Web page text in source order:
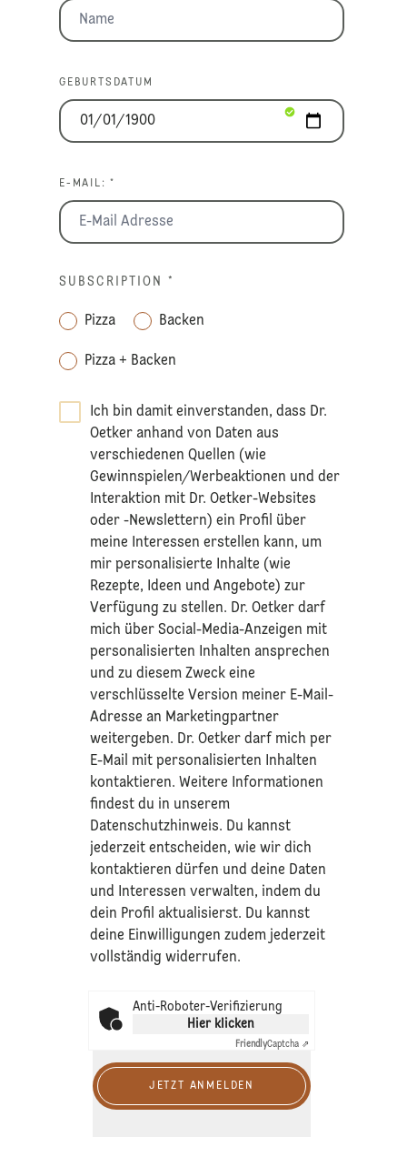
GEBURTSDATUM
E-MAIL: *
SUBSCRIPTION *
Pizza Backen
Pizza + Backen
Ich bin damit einverstanden, dass Dr.
Oetker anhand von Daten aus
verschiedenen Quellen (wie
Gewinnspielen/Werbeaktionen und der
Interaktion mit Dr. Oetker-Websites
oder -Newslettern) ein Profil über
meine Interessen erstellen kann, um
mir personalisierte Inhalte (wie
Rezepte, Ideen und Angebote) zur
Verfügung zu stellen. Dr. Oetker darf
mich über Social-Media-Anzeigen mit
personalisierten Inhalten ansprechen
und zu diesem Zweck eine
verschlüsselte Version meiner E-Mail-
Adresse an Marketingpartner
weitergeben. Dr. Oetker darf mich per
E-Mail mit personalisierten Inhalten
kontaktieren. Weitere Informationen
findest du in unserem
Datenschutzhinweis. Du kannst
jederzeit entscheiden, wie wir dich
kontaktieren dürfen und deine Daten
und Interessen verwalten, indem du
dein Profil aktualisierst. Du kannst
deine Einwilligungen zudem jederzeit
vollständig widerrufen.
Anti-Roboter-Verifizierung
Hier klicken
FriendlyCaptcha ⇗
JETZT ANMELDEN